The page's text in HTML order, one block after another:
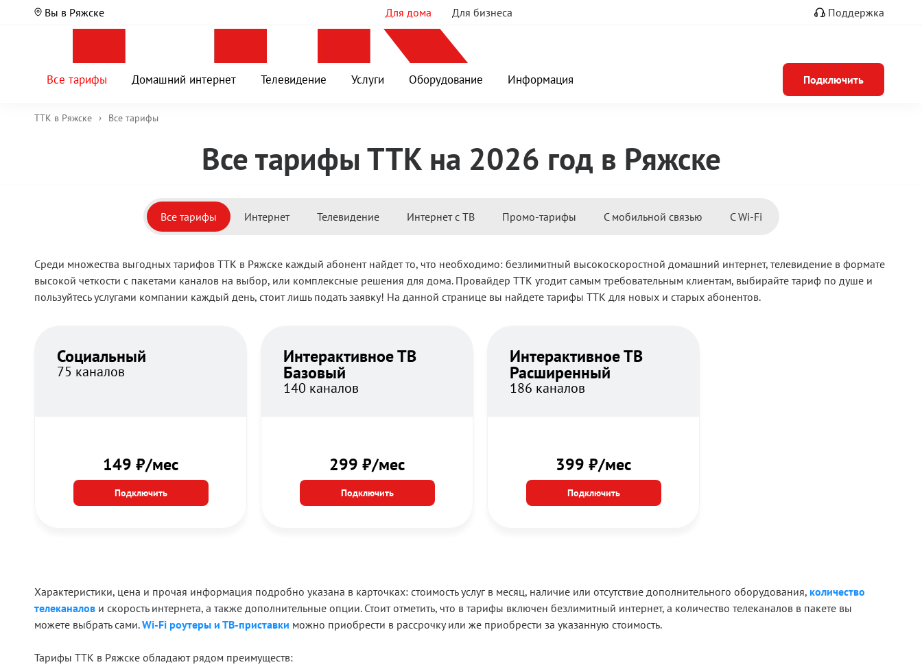
Вы в Ряжске Для дома Для бизнеса Поддержка
Все тарифы Домашний интернет Телевидение Услуги Оборудование Информация Подключить
ТТК в Ряжске › Все тарифы
Все тарифы ТТК на 2026 год в Ряжске
Все тарифы Интернет Телевидение Интернет с ТВ Промо-тарифы С мобильной связью С Wi-Fi
Среди множества выгодных тарифов ТТК в Ряжске каждый абонент найдет то, что необходимо: безлимитный высокоскоростной домашний интернет, телевидение в формате
высокой четкости с пакетами каналов на выбор, или комплексные решения для дома. Провайдер ТТК угодит самым требовательным клиентам, выбирайте тариф по душе и
пользуйтесь услугами компании каждый день, стоит лишь подать заявку! На данной странице вы найдете тарифы ТТК для новых и старых абонентов.
Тарифы
Социальный
75 каналов
149 ₽/мес
Подключить
Интерактивное ТВ
Базовый
140 каналов
299 ₽/мес
Подключить
Интерактивное ТВ
Расширенный
186 каналов
399 ₽/мес
Подключить
Характеристики, цена и прочая информация подробно указана в карточках: стоимость услуг в месяц, наличие или отсутствие дополнительного оборудования, количество
телеканалов и скорость интернета, а также дополнительные опции. Стоит отметить, что в тарифы включен безлимитный интернет, а количество телеканалов в пакете вы
можете выбрать сами.Wi‑Fi роутеры и ТВ‑приставки можно приобрести в рассрочку или же приобрести за указанную стоимость.
Тарифы ТТК в Ряжске обладают рядом преимуществ: